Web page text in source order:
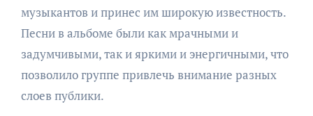
музыкантов и принес им широкую известность.
Песни в альбоме были как мрачными и
задумчивыми, так и яркими и энергичными, что
позволило группе привлечь внимание разных
слоев публики.